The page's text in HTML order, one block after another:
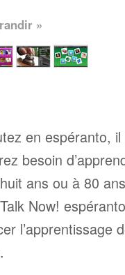
»
en espéranto,
besoin
ans ou à 80
Now!
l’apprentissage